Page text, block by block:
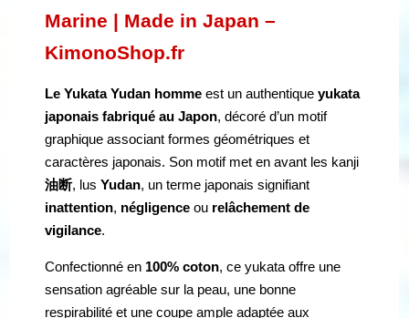
Marine | Made in Japan –
KimonoShop.fr
Le Yukata Yudan homme est un authentiqueyukata
japonais fabriqué au Japon, décoré d’un motif
graphique associant formes géométriques et
caractères japonais. Son motif met en avant les kanji
油断, lusYudan, un terme japonais signifiant
inattention, négligence ou relâchement de
vigilance.
Confectionné en 100% coton, ce yukata offre une
sensation agréable sur la peau, une bonne
respirabilité et une coupe ample adaptée aux